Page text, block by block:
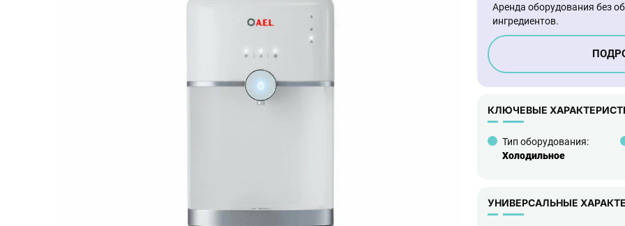
Аренда оборудования без
ингредиентов.
КЛЮЧЕВЫЕ
Тип оборудования:
Холодильное
УНИВЕРСАЛЬНЫЕ